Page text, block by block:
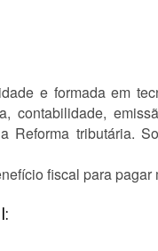
e formada em
contabilidade,
Reforma tributária.
fiscal para pagar